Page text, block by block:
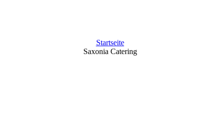
Startseite
Saxonia Catering